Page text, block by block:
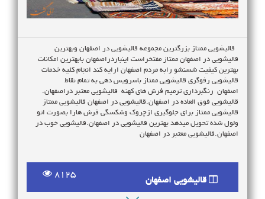
قالیشویی ممتاز بزرگترین مجموعه قالیشویی در اصفهان وبهترین
قالیشویی در اصفهان ممتاز مفتخراست اینباردراصفهان بابهترین امکانات
بهترین کیفیت شسنشو رابه مردم اصفهان ارایه کند انجام کلیه خدمات
قالیشویی رفوگری قالیشویی ممتاز باسرویس دهی به تمام نقاط
اصفهان رنگبرداری ترمیم فرش های کهنه قالیشویی معتبر دراصفهان.
قالیشویی فوق العاده در اصفهان.قالیشویی در اصفهان قالیشویی ممتاز
قالیشویی ممتاز برای جلوگیری ازچروک وشکسگی فرش هارا بصورت اتو
ولول شده تحویل میدهد بهترین قالیشویی در اصفهان.قالیشویی خوب در
اصفهان.قالیشویی معتبر در اصفهان
قالیشویی اصفهان
8125